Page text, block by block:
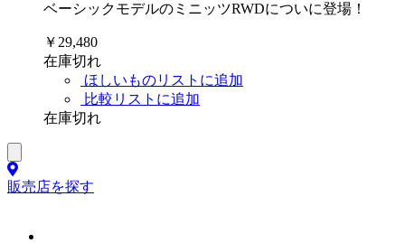
ベーシックモデルのミニッツRWDについに登場！
￥29,480
在庫切れ
ほしいものリストに追加
比較リストに追加
在庫切れ
販売店を探す